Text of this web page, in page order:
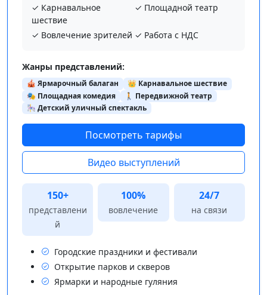
✓ Карнавальное
шествие
✓ Площадной театр
✓ Вовлечение зрителей ✓ Работа с НДС
Жанры представлений:
🎪 Ярмарочный балаган
👑 Карнавальное шествие
🎭 Площадная комедия
🚶 Передвижной театр
🎠 Детский уличный спектакль
Посмотреть тарифы
Видео выступлений
150+
представлени
й
100%
вовлечение
24/7
на связи
Городские праздники и фестивали
Открытие парков и скверов
Ярмарки и народные гуляния